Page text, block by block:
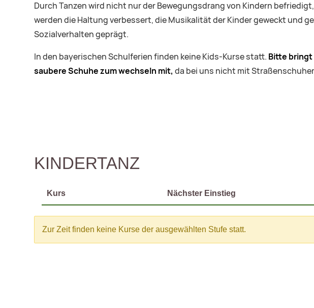
Durch Tanzen wird nicht nur der Bewegungsdrang von Kindern
werden die Haltung verbessert, die Musikalität der Kinder geweckt und
Sozialverhalten geprägt.
In den bayerischen Schulferien finden keine Kids-Kurse statt. Bitte bringt
saubere Schuhe zum wechseln mit, da bei uns nicht mit